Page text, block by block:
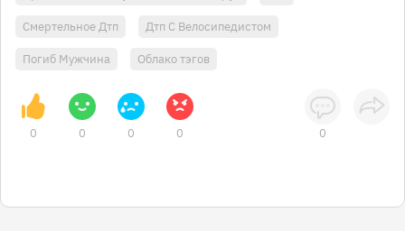
Смертельное Дтп Дтп С Велосипедистом
Погиб Мужчина Облако тэгов
0 0 0 0 0